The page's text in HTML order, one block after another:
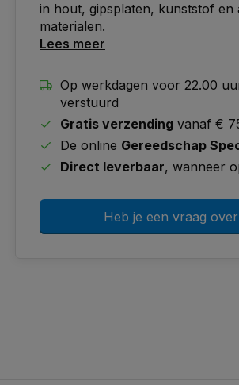
in hout, gipsplaten, kunststof en
materialen.
Lees meer
Op werkdagen voor 22.00
verstuurd
Gratis verzending vanaf €
De online Gereedschap
Direct leverbaar, wanneer
Heb je een vraag